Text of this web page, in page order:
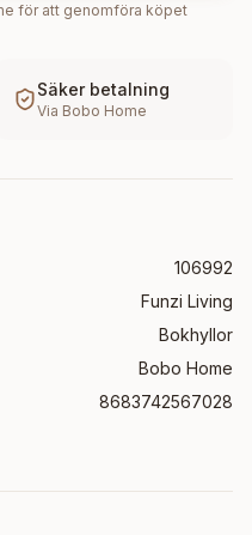
för att genomföra köpet
Säker betalning
Via Bobo Home
106992
Funzi Living
Bokhyllor
Bobo Home
8683742567028